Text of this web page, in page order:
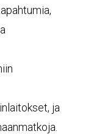
ja